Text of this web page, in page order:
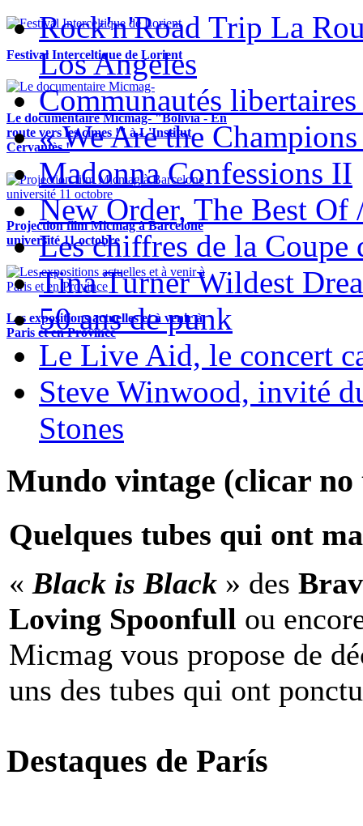
Festival Interceltique de Lorient
Le documentaire Micmag- "Bolivia - En
route vers les cimes !" à L'Institut
Cervantès !
Projection film Micmag à Barcelone
université 11 octobre
Les expositions actuelles et à venir à
Paris et en Province
Rock'n'Road Trip La
Los Angeles
Communautés libertaires
« We Are the
Madonna Confessions II
New Order, The Best Of
Les chiffres de la Coupe
Tina Turner Wildest
50 ans de punk
Le Live Aid, le concert
Steve Winwood, invité
Stones
Mundo vintage (clicar
Quelques tubes qui ont
« Black is Black » des
Loving Spoonfull ou
Micmag vous propose de
uns des tubes qui ont
Destaques de París